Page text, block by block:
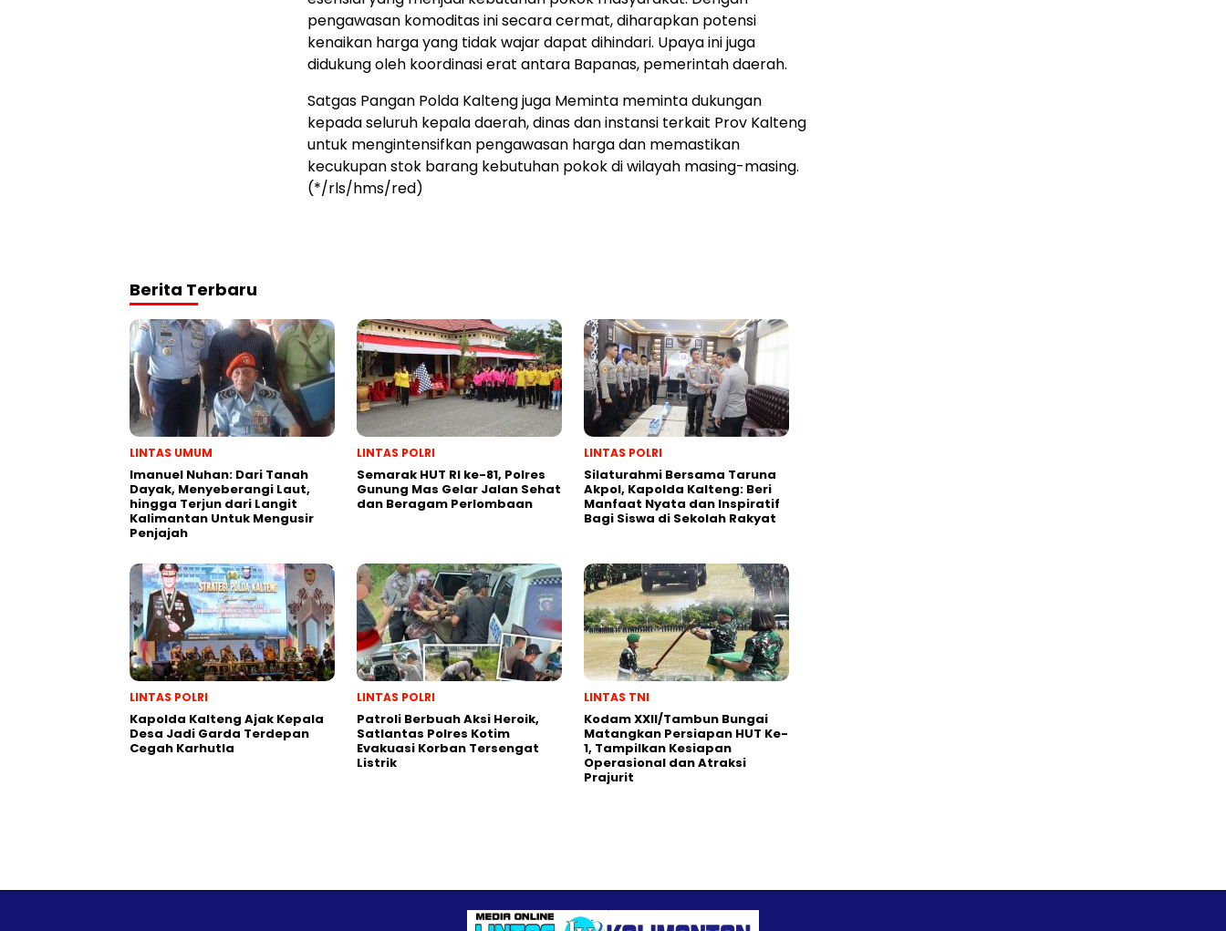
pengawasan komoditas ini secara cermat, diharapkan potensi
kenaikan harga yang tidak wajar dapat dihindari. Upaya ini juga
didukung oleh koordinasi erat antara Bapanas, pemerintah daerah.
Satgas Pangan Polda Kalteng juga Meminta meminta dukungan
kepada seluruh kepala daerah, dinas dan instansi terkait Prov Kalteng
untuk mengintensifkan pengawasan harga dan memastikan
kecukupan stok barang kebutuhan pokok di wilayah masing-masing.
(*/rls/hms/red)
Berita Terbaru
LINTAS UMUM
Imanuel Nuhan: Dari Tanah
Dayak, Menyeberangi Laut,
hingga Terjun dari Langit
Kalimantan Untuk Mengusir
Penjajah
LINTAS POLRI
Semarak HUT RI ke-81, Polres
Gunung Mas Gelar Jalan Sehat
dan Beragam Perlombaan
LINTAS POLRI
Silaturahmi Bersama Taruna
Akpol, Kapolda Kalteng: Beri
Manfaat Nyata dan Inspiratif
Bagi Siswa di Sekolah Rakyat
LINTAS POLRI
Kapolda Kalteng Ajak Kepala
Desa Jadi Garda Terdepan
Cegah Karhutla
LINTAS POLRI
Patroli Berbuah Aksi Heroik,
Satlantas Polres Kotim
Evakuasi Korban Tersengat
Listrik
LINTAS TNI
Kodam XXII/Tambun Bungai
Matangkan Persiapan HUT Ke-
1, Tampilkan Kesiapan
Operasional dan Atraksi
Prajurit